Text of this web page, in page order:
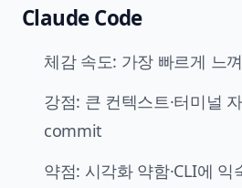
Claude Code
체감 속도: 가장 빠르게 느
강점: 큰 컨텍스트·터미널
commit
약점: 시각화 약함·CLI에 익